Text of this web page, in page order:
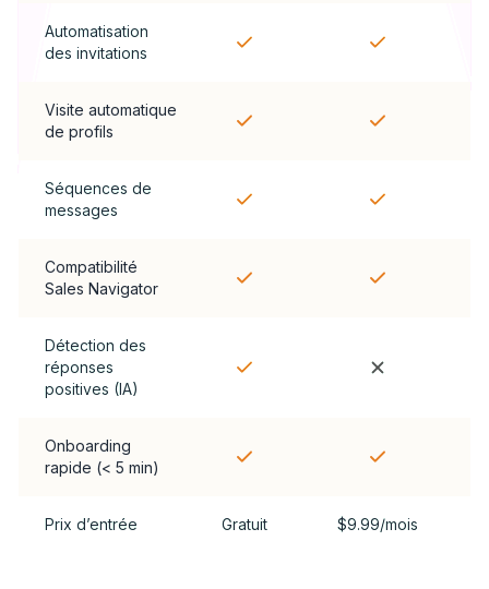
Automatisation
des invitations
Visite automatique
de profils
Séquences de
messages
Compatibilité
Sales Navigator
Détection des
réponses
positives (IA)
Onboarding
rapide (< 5 min)
Prix d’entrée Gratuit $9.99/mois